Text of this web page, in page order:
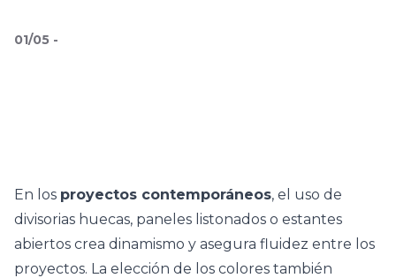
01/05 -
En los proyectos contemporáneos, el uso de
divisorias huecas, paneles listonados o estantes
abiertos crea dinamismo y asegura fluidez entre los
proyectos. La elección de los colores también